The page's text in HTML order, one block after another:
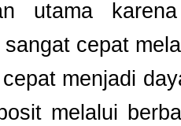
utama
cepat
menjadi
melalui